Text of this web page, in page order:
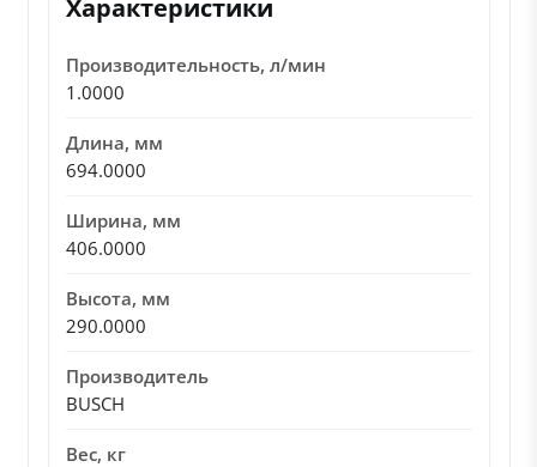
Характеристики
Производительность, л/мин
1.0000
Длина, мм
694.0000
Ширина, мм
406.0000
Высота, мм
290.0000
Производитель
BUSCH
Вес, кг